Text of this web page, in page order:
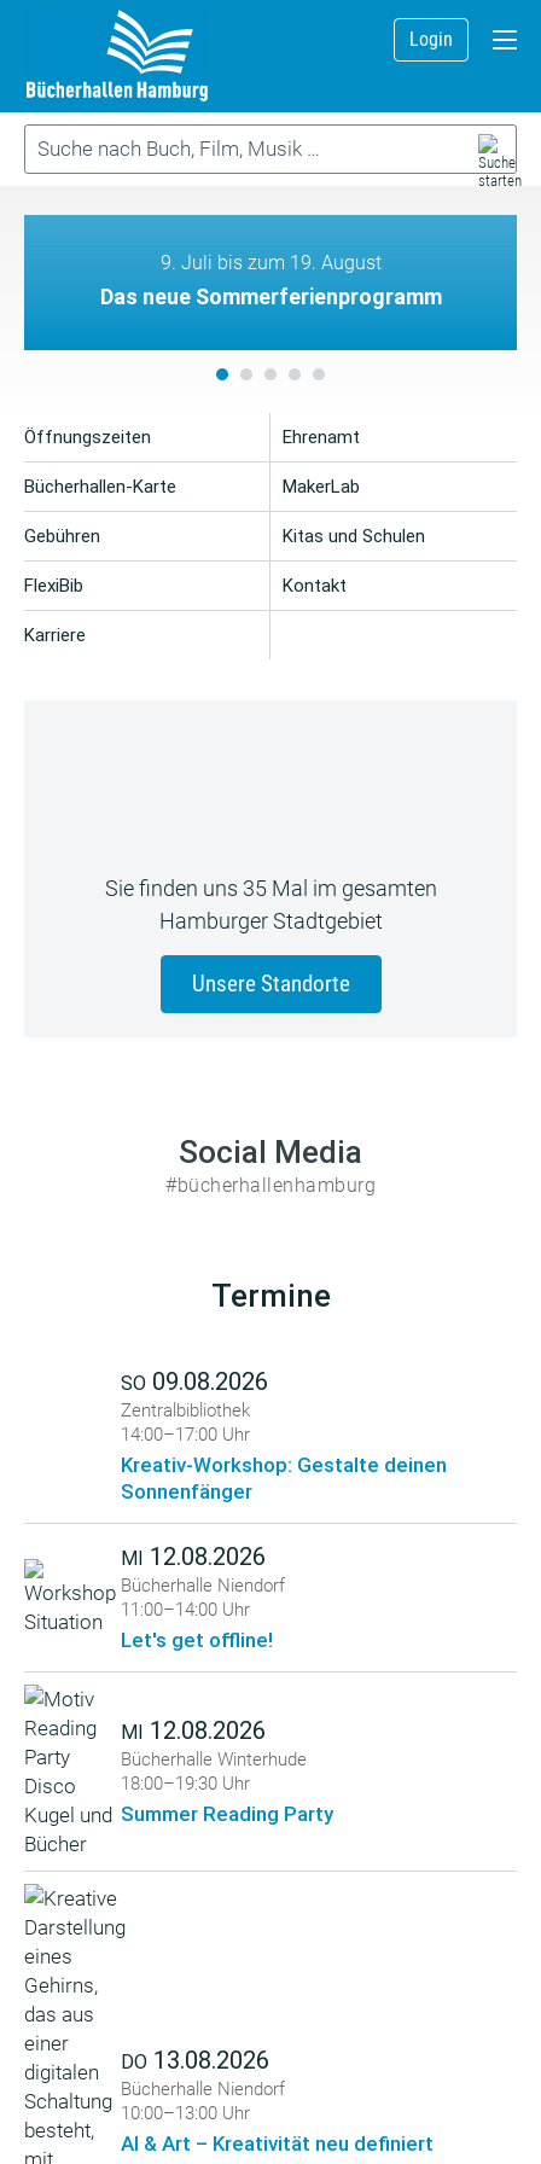
Login
9. Juli bis zum 19. August
Das neue Sommerferienprogramm
Öffnungszeiten
Bücherhallen-Karte
Gebühren
FlexiBib
Karriere
Ehrenamt
MakerLab
Kitas und Schulen
Kontakt
Sie finden uns 35 Mal im gesamten
Hamburger Stadtgebiet
Unsere Standorte
Social Media
#bücherhallenhamburg
Termine
SO 09.08.2026
Zentralbibliothek
14:00–17:00 Uhr
Kreativ-Workshop: Gestalte deinen
Sonnenfänger
MI 12.08.2026
Bücherhalle Niendorf
11:00–14:00 Uhr
Let's get offline!
MI 12.08.2026
Bücherhalle Winterhude
18:00–19:30 Uhr
Summer Reading Party
DO 13.08.2026
Bücherhalle Niendorf
10:00–13:00 Uhr
AI & Art – Kreativität neu definiert